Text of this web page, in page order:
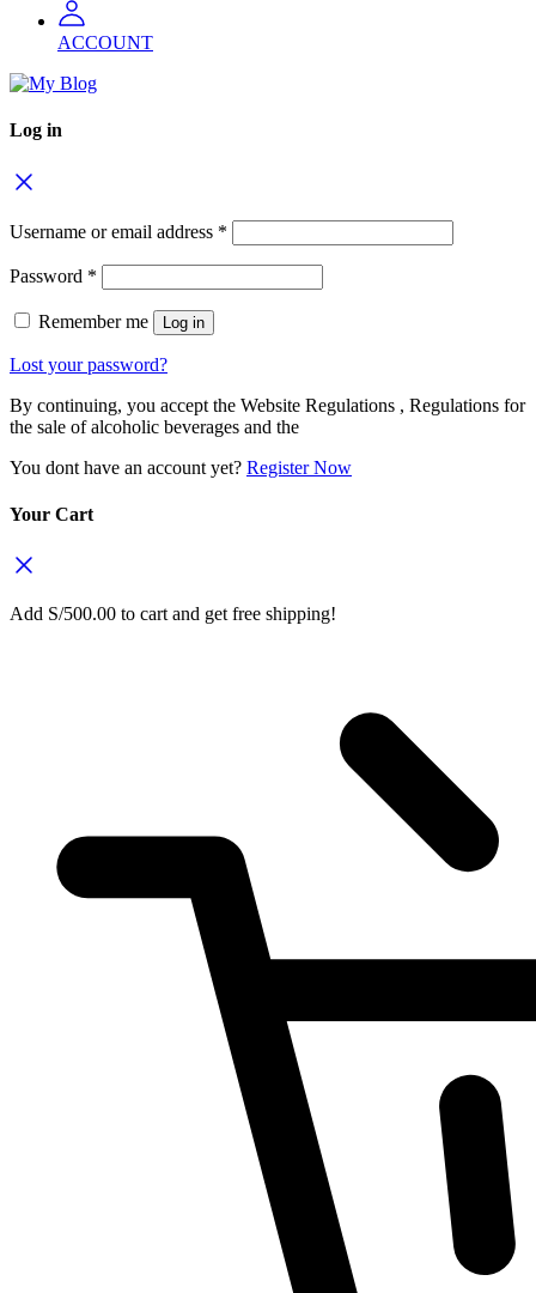
ACCOUNT
Log in
Username or email address *
Password *
Remember me Log in
Lost your password?
By continuing, you accept the Website Regulations , Regulations for
the sale of alcoholic beverages and the
You dont have an account yet? Register Now
Your Cart
Add S/500.00 to cart and get free shipping!